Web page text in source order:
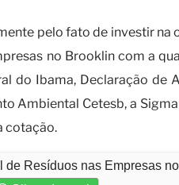
pelo fato de investir
no Brooklin com a
do Ibama, Declaração de
Ambiental Cetesb, a
cotação.
de Resíduos nas Empresas